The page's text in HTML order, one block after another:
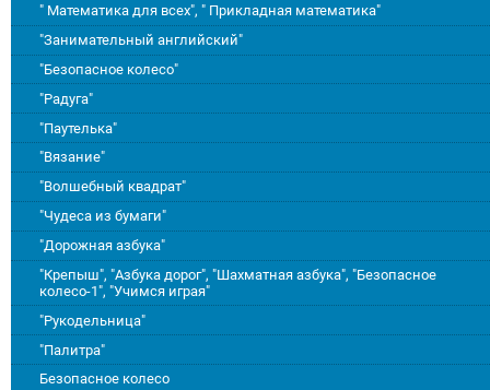
" Математика для всех", " Прикладная математика"
"Занимательный английский"
"Безопасное колесо"
"Радуга"
"Паутелька"
"Вязание"
"Волшебный квадрат"
"Чудеса из бумаги"
"Дорожная азбука"
"Крепыш", "Азбука дорог", "Шахматная азбука", "Безопасное
колесо-1", "Учимся играя"
"Рукодельница"
"Палитра"
Безопасное колесо